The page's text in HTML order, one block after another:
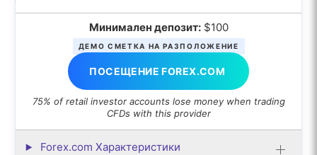
Минимален депозит:$100
ДЕМО СМЕТКА НА РАЗПОЛОЖЕНИЕ
ПОСЕЩЕНИЕ FOREX.COM
75% of retail investor accounts lose money when trading
CFDs with this provider
Forex.com Характеристики